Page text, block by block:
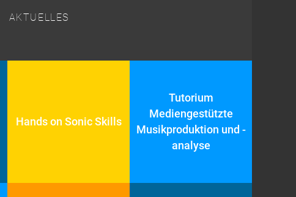
AKTUELLESSkip to content
Hands on Sonic Skills
Tutorium
Mediengestützte
Musikproduktion und -
analyse